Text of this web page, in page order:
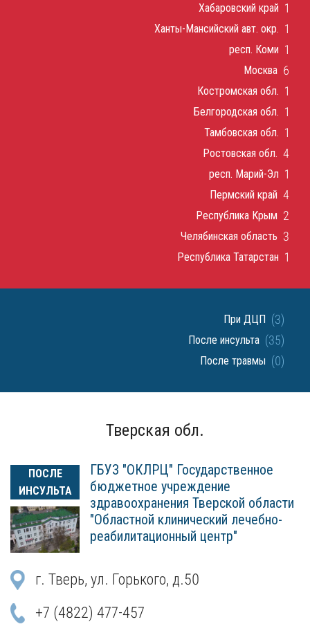
Хабаровский край 1
Ханты-Мансийский авт. окр. 1
респ. Коми 1
Москва 6
Костромская обл. 1
Белгородская обл. 1
Тамбовская обл. 1
Ростовская обл. 4
респ. Марий-Эл 1
Пермский край 4
Республика Крым 2
Челябинская область 3
Республика Татарстан 1
При ДЦП (3)
После инсульта (35)
После травмы (0)
Тверская обл.
ПОСЛЕ
ИНСУЛЬТА
ГБУЗ "ОКЛРЦ" Государственное
бюджетное учреждение
здравоохранения Тверской области
"Областной клинический лечебно-
реабилитационный центр"
г. Тверь, ул. Горького, д.50
+7 (4822) 477-457